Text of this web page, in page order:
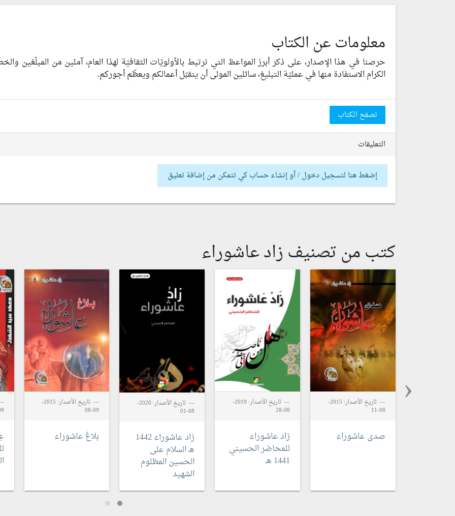
معلومات عن الكتاب
حرصنا في هذا الإصدار، على ذكر أبرز المواعظ التي ترتبط بالأولويّات الثقافيّة لهذا العام، آملين من المبلّغين
الكرام الاستفادة منها في عمليّة التبليغ، سائلين المولى أن يتقبّل أعمالكم ويعظّم أجوركم.
تصفح الكتاب
التعليقات
إضغط هنا لتسجيل دخول / أو إنشاء حساب كي تتمكن من إضافة تعليق
كتب من تصنيف زاد عاشوراء
تاريخ الأصدار: 2015-
08-11
صدى عاشوراء
تاريخ الأصدار: 2019-
08-28
زاد عاشوراء
للمحاضر الحسيني
1441 هـ
تاريخ الأصدار: 2020-
08-01
زاد عاشوراء 1442
هـالسلام على
الحسين المظلوم
الشهيد
تاريخ الأصدار: 2015-
09-08
بلاغ عاشوراء
‹